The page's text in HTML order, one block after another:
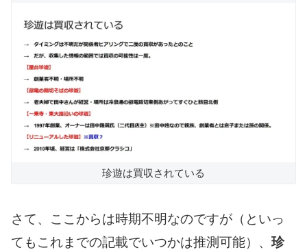
珍遊は買収されている
さて、ここからは時期不明なのですが（といっ
てもこれまでの記載でいつかは推測可能）、 珍